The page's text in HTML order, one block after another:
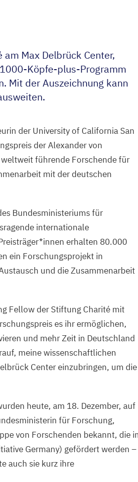
Max Delbrück Center,
1000-Köpfe-plus-Programm
Mit der Auszeichnung kann
der University of California San
der Alexander von
führende Forschende für
mit der deutschen
Bundesministeriums für
internationale
erhalten 80.000
ein Forschungsprojekt in
und die Zusammenarbeit
Fellow der Stiftung Charité mit
es ihr ermöglichen,
und mehr Zeit in Deutschland
meine wissenschaftlichen
Center einzubringen, um die
heute, am 18. Dezember, auf
für Forschung,
von Forschenden bekannt, die
Germany) gefördert werden –
auch sie kurz ihre